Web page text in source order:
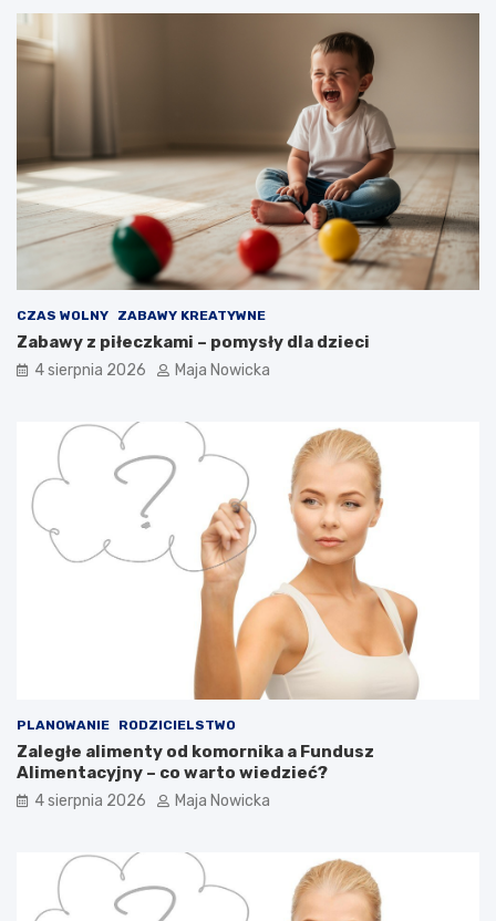
CZAS WOLNY ZABAWY KREATYWNE
Zabawy z piłeczkami – pomysły dla dzieci
4 sierpnia 2026 Maja Nowicka
PLANOWANIE RODZICIELSTWO
Zaległe alimenty od komornika a Fundusz
Alimentacyjny – co warto wiedzieć?
4 sierpnia 2026 Maja Nowicka